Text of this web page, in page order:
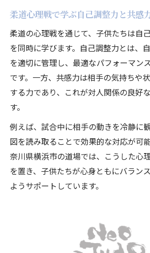
柔道心理戦で学ぶ自己調整力と共感
柔道の心理戦を通じて、子供たちは自
を同時に学びます。自己調整力とは、
を適切に管理し、最適なパフォーマン
です。一方、共感力は相手の気持ちや
する力であり、これが対人関係の良好
す。
例えば、試合中に相手の動きを冷静に
図を読み取ることで効果的な対応が可
奈川県横浜市の道場では、こうした心
を置き、子供たちが心身ともにバラン
ようサポートしています。